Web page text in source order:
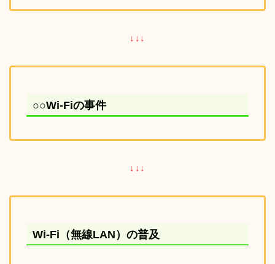
↓↓↓
○○Wi-Fiの事件
↓↓↓
Wi-Fi（無線LAN）の普及